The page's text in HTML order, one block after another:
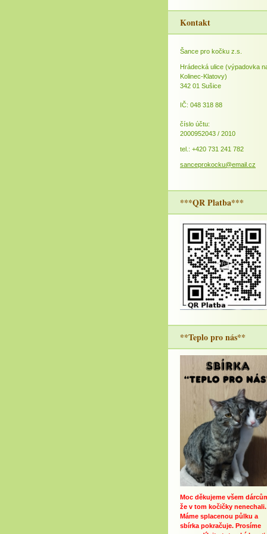
Kontakt
Šance pro kočku z.s.
Hrádecká ulice (výpadovka
Kolinec-Klatovy)
342 01 Sušice
IČ: 048 318 88
číslo účtu:
2000952043 / 2010
tel.: +420 731 241 782
sanceprokocku@email.cz
***QR Platba***
**Teplo pro nás**
Moc děkujeme všem
že v tom kočičky nenechali.
Máme splacenou půlku a
sbírka pokračuje. Prosíme